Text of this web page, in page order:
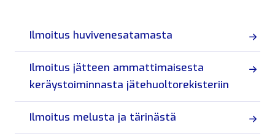
Ilmoitus huvivenesatamasta
Ilmoitus jätteen ammattimaisesta
keräystoiminnasta jätehuoltorekisteriin
Ilmoitus melusta ja tärinästä